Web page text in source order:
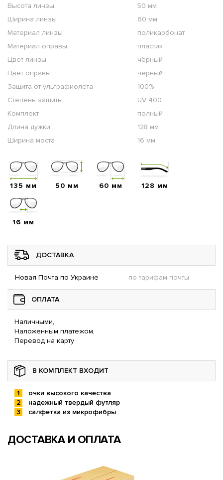
Высота линзы
50 мм
Ширина линзы
60 мм
Материал линзы
поликарбонат
Материал оправы
пластик
Цвет линзы
чёрный
Цвет оправы
чёрный
Защита от ультрафиолета
100%
Степень защиты
UV 400
Комплект
полный
Длина дужки
128 мм
Ширина моста
16 мм
135 мм 50 мм 60 мм 128 мм
16 мм
ДОСТАВКА
Новая Почта по Украине по тарифам почты
ОПЛАТА
Наличными,
Наложенным платежом,
Перевод на карту
В КОМПЛЕКТ ВХОДИТ
очки высокого качества
надежный твердый футляр
салфетка из микрофибры
ДОСТАВКА И ОПЛАТА